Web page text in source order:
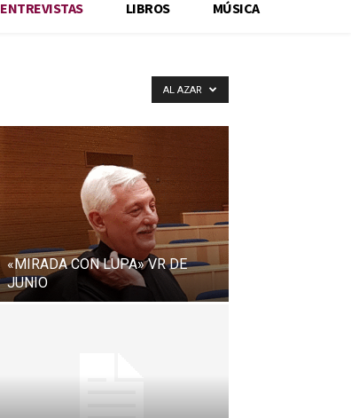
ENTREVISTAS LIBROS MÚSICA
AL AZAR
«MIRADA CON LUPA» VR DE
JUNIO